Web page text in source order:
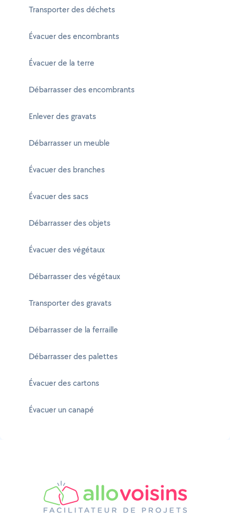
Transporter des déchets
Évacuer des encombrants
Évacuer de la terre
Débarrasser des encombrants
Enlever des gravats
Débarrasser un meuble
Évacuer des branches
Évacuer des sacs
Débarrasser des objets
Évacuer des végétaux
Débarrasser des végétaux
Transporter des gravats
Débarrasser de la ferraille
Débarrasser des palettes
Évacuer des cartons
Évacuer un canapé